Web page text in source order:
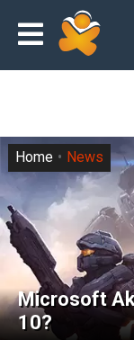
Microsoft
10?
Home News